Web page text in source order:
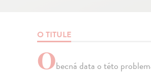
O TITULE
Obecná data o této